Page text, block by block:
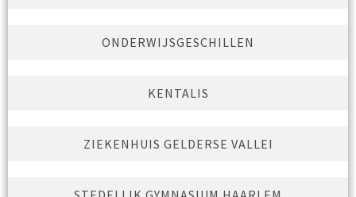
ONDERWIJSGESCHILLEN
KENTALIS
ZIEKENHUIS GELDERSE VALLEI